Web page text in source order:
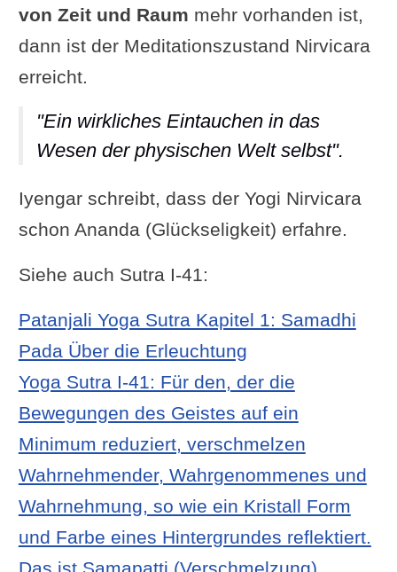
von Zeit und Raum mehr vorhanden ist,
dann ist der Meditationszustand Nirvicara
erreicht.
"Ein wirkliches Eintauchen in das
Wesen der physischen Welt selbst".
Iyengar schreibt, dass der Yogi Nirvicara
schon Ananda (Glückseligkeit) erfahre.
Siehe auch Sutra I-41:
Patanjali Yoga Sutra Kapitel 1: Samadhi
Pada Über die Erleuchtung
Yoga Sutra I-41: Für den, der die
Bewegungen des Geistes auf ein
Minimum reduziert, verschmelzen
Wahrnehmender, Wahrgenommenes und
Wahrnehmung, so wie ein Kristall Form
und Farbe eines Hintergrundes reflektiert.
Das ist Samapatti (Verschmelzung).